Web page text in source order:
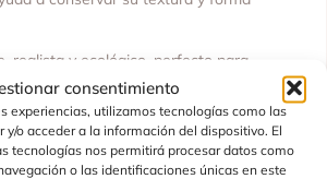
consentimiento
experiencias, utilizamos tecnologías como las
y/o acceder a la información del dispositivo. El
tecnologías nos permitirá procesar datos como
o las identificaciones únicas en este
realista y ecológico, perfecto para
mientras fomentas un consumo
con el medio ambiente.
0 meses